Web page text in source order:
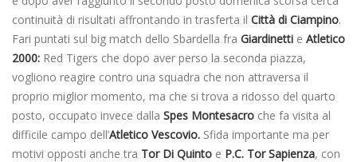
continuità di risultati affrontando in trasferta il Città di Ciampino.
Fari puntati sul big match dello Sbardella fra Giardinetti e Atletico
2000: Red Tigers che dopo aver perso la seconda piazza,
vogliono reagire contro una squadra che non attraversa il
proprio miglior momento, ma che si trova a ridosso del quarto
posto, occupato invece dalla Spes Montesacro che fa visita al
difficile campo dell’Atletico Vescovio. Sfida importante ma per
motivi opposti anche tra Tor Di Quinto e P.C. Tor Sapienza, con